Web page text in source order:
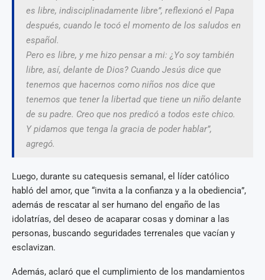
es libre, indisciplinadamente libre”, reflexionó el Papa
después, cuando le tocó el momento de los saludos en
español.
Pero es libre, y me hizo pensar a mi: ¿Yo soy también
libre, así, delante de Dios? Cuando Jesús dice que
tenemos que hacernos como niños nos dice que
tenemos que tener la libertad que tiene un niño delante
de su padre. Creo que nos predicó a todos este chico.
Y pidamos que tenga la gracia de poder hablar”,
agregó.
Luego, durante su catequesis semanal, el líder católico
habló del amor, que “invita a la confianza y a la obediencia”,
además de rescatar al ser humano del engaño de las
idolatrías, del deseo de acaparar cosas y dominar a las
personas, buscando seguridades terrenales que vacían y
esclavizan.
Además, aclaró que el cumplimiento de los mandamientos